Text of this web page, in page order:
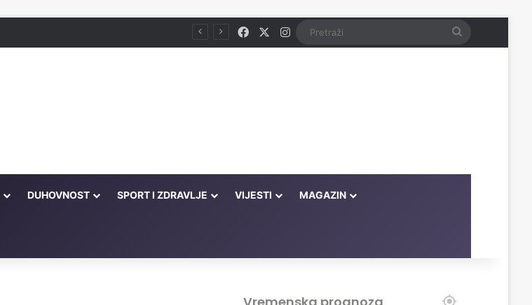
FacebookInstagram Pretraži
DUHOVNOST SPORT I ZDRAVLJE VIJESTI MAGAZIN